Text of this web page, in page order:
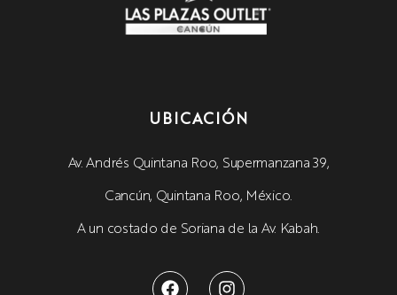
UBICACIÓN
Av. Andrés Quintana Roo, Supermanzana 39,
Cancún, Quintana Roo, México.
A un costado de Soriana de la Av. Kabah.